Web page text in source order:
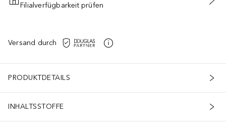
IN DEN WARENKORB
Filialverfügbarkeit prüfen
Versand durch
PRODUKTDETAILS
INHALTSSTOFFE